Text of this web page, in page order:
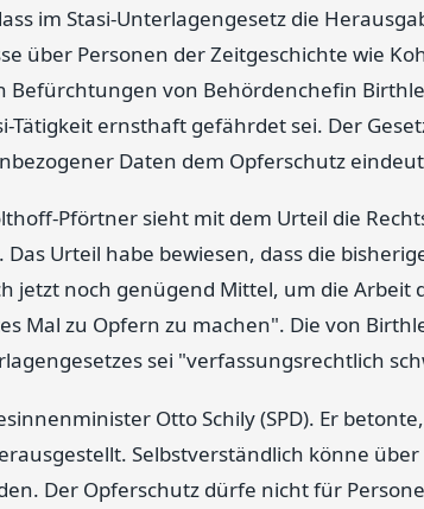
im Stasi-Unterlagengesetz die
über Personen der Zeitgeschichte wie
Befürchtungen von Behördenchefin
Tätigkeit ernsthaft gefährdet sei. Der
Daten dem Opferschutz
Pförtner sieht mit dem Urteil die
Urteil habe bewiesen, dass die
jetzt noch genügend Mittel, um die Arbeit
Mal zu Opfern zu machen". Die von
sei "verfassungsrechtlich
Otto Schily (SPD). Er
Selbstverständlich könne
Der Opferschutz dürfe nicht für